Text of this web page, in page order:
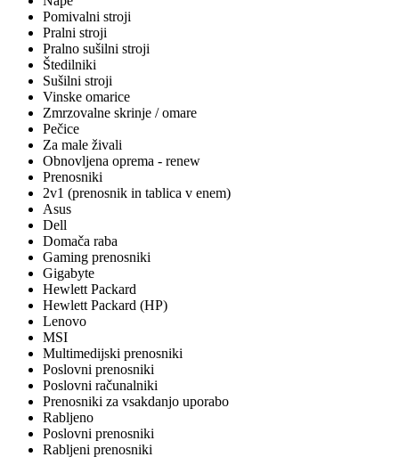
Pomivalni stroji
Pralni stroji
Pralno sušilni stroji
Štedilniki
Sušilni stroji
Vinske omarice
Zmrzovalne skrinje / omare
Pečice
Za male živali
Obnovljena oprema - renew
Prenosniki
2v1 (prenosnik in tablica v enem)
Asus
Dell
Domača raba
Gaming prenosniki
Gigabyte
Hewlett Packard
Hewlett Packard (HP)
Lenovo
MSI
Multimedijski prenosniki
Poslovni prenosniki
Poslovni računalniki
Prenosniki za vsakdanjo uporabo
Rabljeno
Poslovni prenosniki
Rabljeni prenosniki